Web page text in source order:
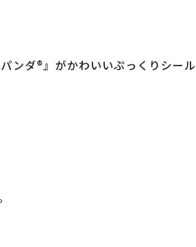
ンダ®』がかわいいぷっくりシール